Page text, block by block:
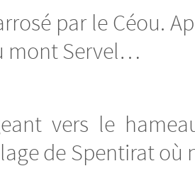
par le Céou.
mont Servel…
vers le
de Spentirat où